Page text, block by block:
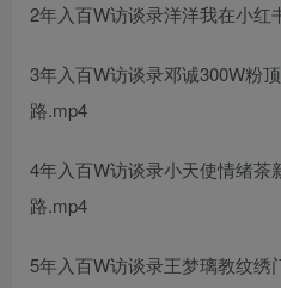
2年入百W访谈录洋洋我在小红
3年入百W访谈录邓诚300W粉
路.mp4
4年入百W访谈录小天使情绪茶
路.mp4
5年入百W访谈录王梦璃教纹绣